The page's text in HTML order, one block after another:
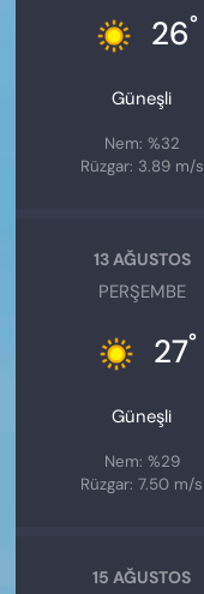
26°
Güneşli
Nem: %32
Rüzgar: 3.89 m/s
13 AĞUSTOS
PERŞEMBE
27°
Güneşli
Nem: %29
Rüzgar: 7.50 m/s
15 AĞUSTOS